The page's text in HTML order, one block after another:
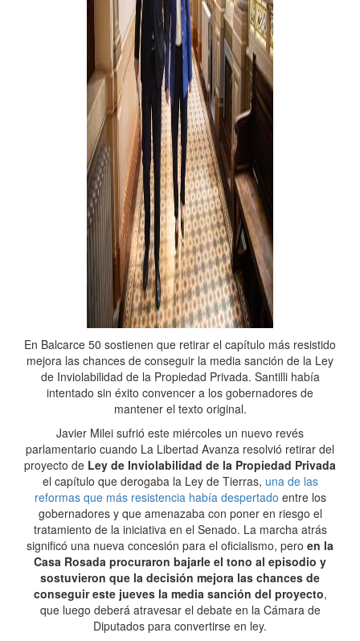
En Balcarce 50 sostienen que retirar el capítulo más resistido
mejora las chances de conseguir la media sanción de la Ley
de Inviolabilidad de la Propiedad Privada. Santilli había
intentado sin éxito convencer a los gobernadores de
mantener el texto original.
Javier Milei sufrió este miércoles un nuevo revés
parlamentario cuando La Libertad Avanza resolvió retirar del
proyecto de Ley de Inviolabilidad de la Propiedad Privada
el capítulo que derogaba la Ley de Tierras, una de las
reformas que más resistencia había despertado entre los
gobernadores y que amenazaba con poner en riesgo el
tratamiento de la iniciativa en el Senado. La marcha atrás
significó una nueva concesión para el oficialismo, pero en la
Casa Rosada procuraron bajarle el tono al episodio y
sostuvieron que la decisión mejora las chances de
conseguir este jueves la media sanción del proyecto,
que luego deberá atravesar el debate en la Cámara de
Diputados para convertirse en ley.